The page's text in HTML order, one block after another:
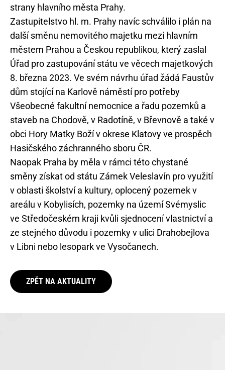
strany hlavního města Prahy.
Zastupitelstvo hl. m. Prahy navíc schválilo i plán na
další směnu nemovitého majetku mezi hlavním
městem Prahou a Českou republikou, který zaslal
Úřad pro zastupování státu ve věcech majetkových
8. března 2023. Ve svém návrhu úřad žádá Faustův
dům stojící na Karlově náměstí pro potřeby
Všeobecné fakultní nemocnice a řadu pozemků a
staveb na Chodově, v Radotíně, v Břevnově a také v
obci Hory Matky Boží v okrese Klatovy ve prospěch
Hasičského záchranného sboru ČR.
Naopak Praha by měla v rámci této chystané
směny získat od státu Zámek Veleslavín pro využití
v oblasti školství a kultury, oplocený pozemek v
areálu v Kobylisích, pozemky na území Svémyslic
ve Středočeském kraji kvůli sjednocení vlastnictví a
ze stejného důvodu i pozemky v ulici Drahobejlova
v Libni nebo lesopark ve Vysočanech.
ZPĚT NA AKTUALITY